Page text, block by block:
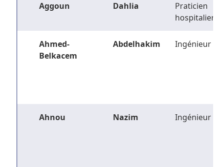
Aggoun Dahlia
Praticien
hospitalier
Ahmed-
Belkacem
Abdelhakim Ingénieur
Ahnou Nazim Ingénieur